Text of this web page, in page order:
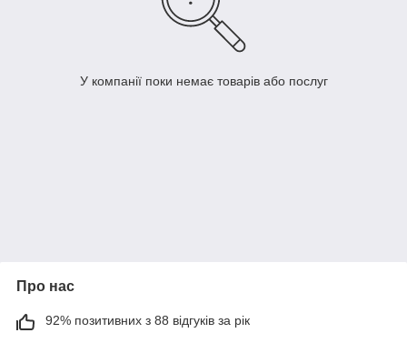
У компанії поки немає товарів або послуг
Про нас
92% позитивних з 88 відгуків за рік